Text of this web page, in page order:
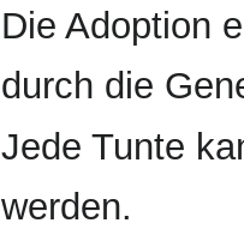
Die Adoption
durch die
Jede Tunte
werden.